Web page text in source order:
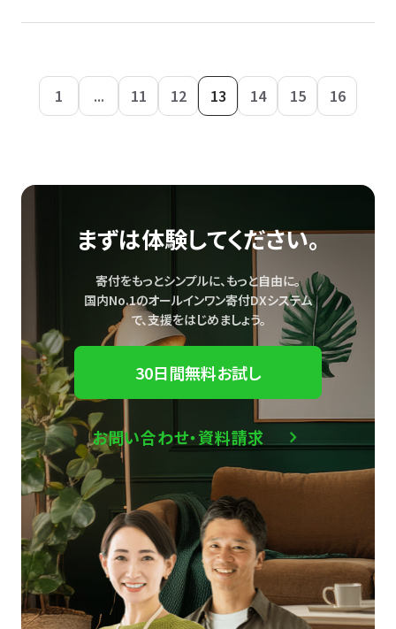
1 ... 11 12 13 14 15 16
まずは体験してください。
寄付をもっとシンプルに、もっと自由に。
国内No.1のオールインワン寄付DXシステム
で、支援をはじめましょう。
30日間無料お試し
お問い合わせ・資料請求